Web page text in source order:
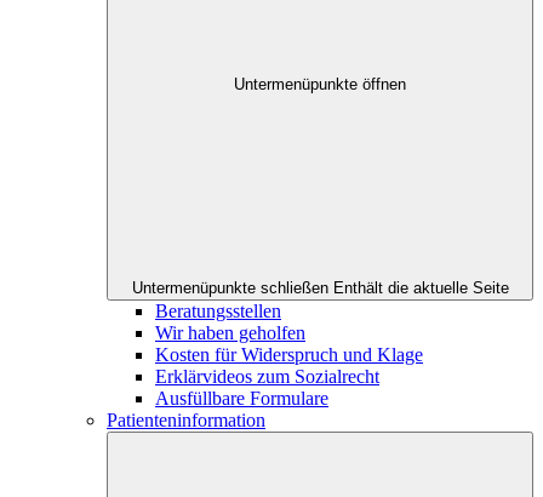
Untermenüpunkte öffnen
Untermenüpunkte schließen Enthält die aktuelle Seite
Beratungsstellen
Wir haben geholfen
Kosten für Widerspruch und Klage
Erklärvideos zum Sozialrecht
Ausfüllbare Formulare
Patienteninformation